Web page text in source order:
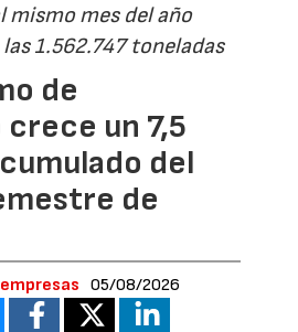
mismo mes del año
1.562.747 toneladas
de
un 7,5
del
de
05/08/2026